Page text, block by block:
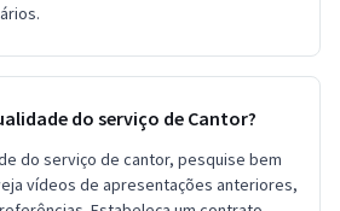
do serviço de Cantor?
do serviço de cantor, pesquise bem
vídeos de apresentações anteriores,